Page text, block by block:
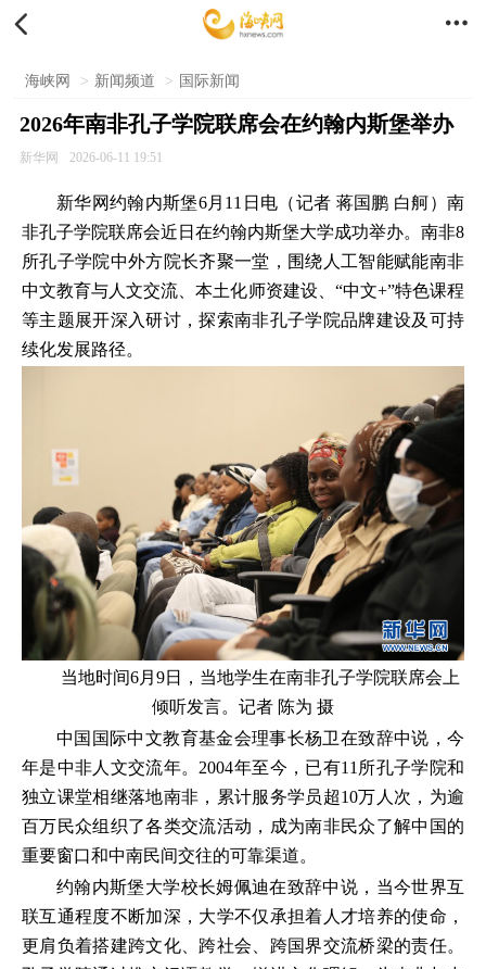
 
海峡网 > 新闻频道 > 国际新闻
2026年南非孔子学院联席会在约翰内斯堡举办
新华网 2026-06-11 19:51
新华网约翰内斯堡6月11日电（记者 蒋国鹏 白舸）南
非孔子学院联席会近日在约翰内斯堡大学成功举办。南非8
所孔子学院中外方院长齐聚一堂，围绕人工智能赋能南非
中文教育与人文交流、本土化师资建设、“中文+”特色课程
等主题展开深入研讨，探索南非孔子学院品牌建设及可持
续化发展路径。
当地时间6月9日，当地学生在南非孔子学院联席会上
倾听发言。记者 陈为 摄
中国国际中文教育基金会理事长杨卫在致辞中说，今
年是中非人文交流年。2004年至今，已有11所孔子学院和
独立课堂相继落地南非，累计服务学员超10万人次，为逾
百万民众组织了各类交流活动，成为南非民众了解中国的
重要窗口和中南民间交往的可靠渠道。
约翰内斯堡大学校长姆佩迪在致辞中说，当今世界互
联互通程度不断加深，大学不仅承担着人才培养的使命，
更肩负着搭建跨文化、跨社会、跨国界交流桥梁的责任。